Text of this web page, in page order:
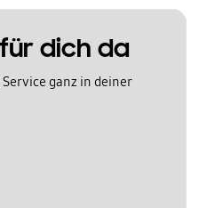
dich da
ganz in deiner